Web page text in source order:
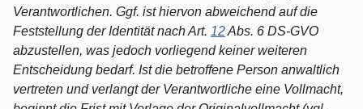
Verantwortlichen. Ggf. ist hiervon abweichend auf die
Feststellung der Identität nach Art. 12Abs. 6 DS-GVO
abzustellen, was jedoch vorliegend keiner weiteren
Entscheidung bedarf. Ist die betroffene Person anwaltlich
vertreten und verlangt der Verantwortliche eine Vollmacht,